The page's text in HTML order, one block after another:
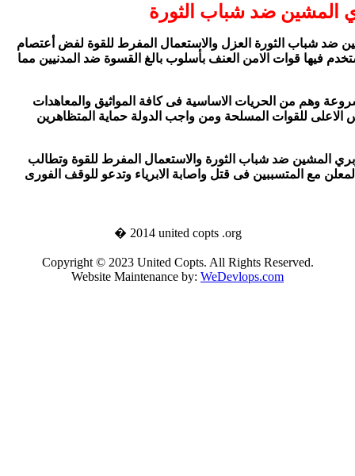
المشين ضد شباب الثورة
ضد شباب الثورة العزل والاستعمال المفرط للقوة لفض أعتصام
فيها قوات الامن العنف بأسلوب بالغ القسوة ضد المدنيين مما
وهم من الحريات الاساسية فى كافة المواثيق والمعاهدات
الاعلى للقوات المسلحة ومن واجب الدولة حماية المتظاهرين
المشين ضد شباب الثورة والاستعمال المفرط للقوة وتطالب
مع المتسببين فى قتل واصابة الابرياء وتدعو للوقف الفورى
� 2014 united copts .org
Copyright © 2023 United Copts. All Rights Reserved.
Website Maintenance by: WeDevlops.com